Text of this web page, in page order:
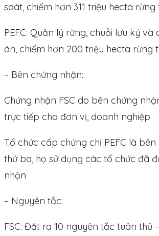
soát, chiếm hơn 311 triệu hecta
PEFC: Quản lý rừng, chuỗi lưu ký
án, chiếm hơn 200 triệu hecta rừng
– Bên chứng nhận:
Chứng nhận FSC do bên chứng
trực tiếp cho đơn vị, doanh nghiệp
Tổ chức cấp chứng chỉ PEFC là
thứ ba, họ sử dụng các tổ chức đã
nhận
– Nguyên tắc:
FSC: Đặt ra 10 nguyên tắc tuân thủ